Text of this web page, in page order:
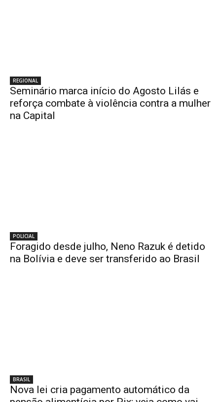
REGIONAL
Seminário marca início do Agosto Lilás e
reforça combate à violência contra a mulher
na Capital
POLICIAL
Foragido desde julho, Neno Razuk é detido
na Bolívia e deve ser transferido ao Brasil
BRASIL
Nova lei cria pagamento automático da